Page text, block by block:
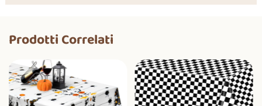
Prodotti Correlati